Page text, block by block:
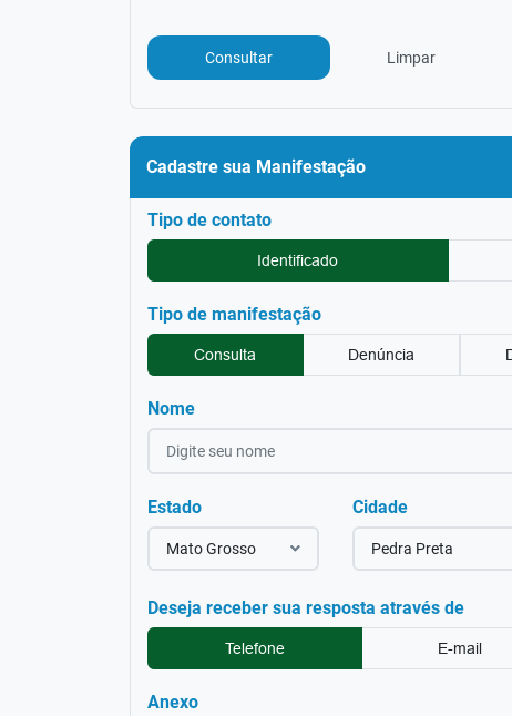
Consultar Limpar
Cadastre sua Manifestação
Tipo de contato
Identificado
Tipo de manifestação
Consulta Denúncia
Nome
Estado
Mato Grosso
Cidade
Pedra Preta
Deseja receber sua resposta através de
Telefone E-mail
Anexo